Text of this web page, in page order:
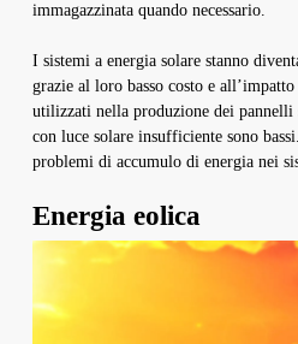
immagazzinata quando necessario.
I sistemi a energia solare stanno
grazie al loro basso costo e
utilizzati nella produzione dei pannelli
con luce solare insufficiente sono
problemi di accumulo di energia nei
Energia eolica